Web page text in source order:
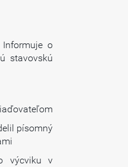
o
stavovskú
písomný
výcviku v